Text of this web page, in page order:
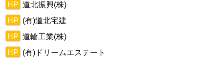
HP 道北振興(株)
HP (有)道北宅建
HP 道輪工業(株)
HP (有)ドリームエステート